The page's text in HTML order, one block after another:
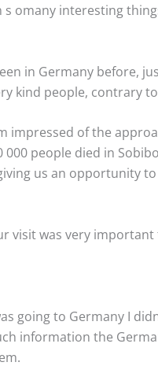
omany interesting
in Germany before,
kind people, contrary
of the
people died in
us an opportunity
was very
going to Germany I
information the